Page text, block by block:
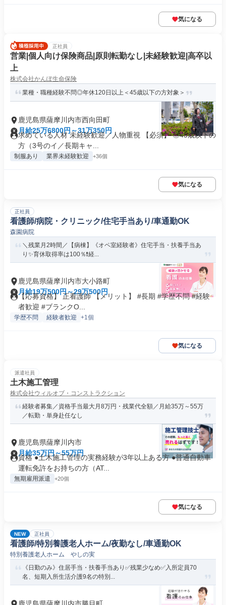
気になる
正社員
営業|個人向け保険商品|原則転勤なし|未経験歓迎|高卒以
上
株式会社かんぽ生命保険
業種・職種経験不問◎年休120日以上＜45歳以下の方対象＞
鹿児島県薩摩川内市西向田町
月給25万6800円～31万350円
求めている人材 未経験歓迎／人物重視 【必須】 ◎45歳以下の
方（3号のイ／長期キャ...
制服あり 業界未経験歓迎 +36個
気になる
正社員
看護師/病院・クリニック/住宅手当あり/車通勤OK
森園病院
＼残業月2時間／【病棟】《オペ室経験者》住宅手当・扶養手当あ
り✨育休取得率は100％❗️経...
鹿児島県薩摩川内市大小路町
月給19万500円～29万500円
【応募資格】 正看護師 【メリット】 #長期 #学歴不問 #経験
者歓迎 #ブランクO...
学歴不問 経験者歓迎 +1個
気になる
派遣社員
土木施工管理
株式会社ウィルオブ・コンストラクション
経験者募集／資格手当最大月8万円・残業代全額／月給35万～55万
／転勤・単身赴任なし
鹿児島県薩摩川内市
月給35万円～55万円
資格 ●土木施工管理の実務経験が3年以上ある方 ●普通自動車
運転免許をお持ちの方（AT...
無期雇用派遣 +20個
気になる
NEW 正社員
看護師/特別養護老人ホーム/夜勤なし/車通勤OK
特別養護老人ホーム やしの実
《日勤のみ》住居手当・扶養手当あり✅残業少なめ✅入所定員70
名、短期入所生活介護9名の特別...